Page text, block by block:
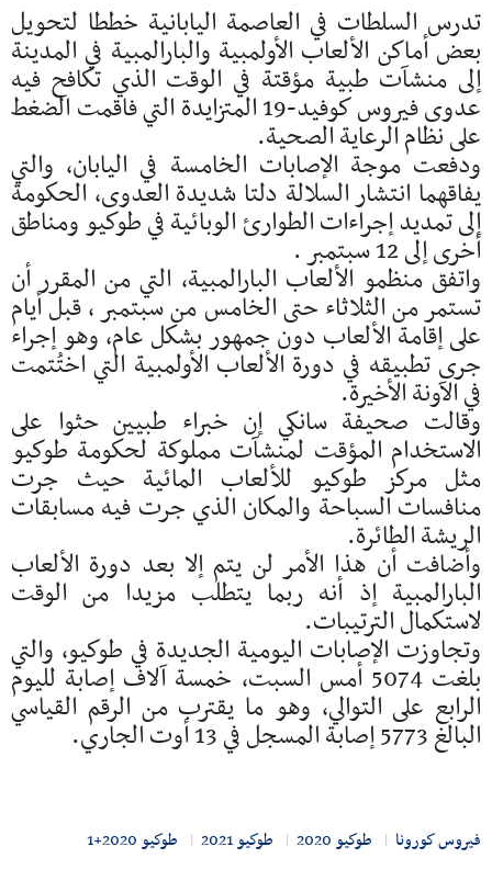
تدرس السلطات في العاصمة اليابانية خططا لتحويل
بعض أماكن الألعاب الأولمبية والبارالمبية في المدينة
إلى منشآت طبية مؤقتة في الوقت الذي تكافح فيه
عدوى فيروس كوفيد-19 المتزايدة التي فاقمت الضغط
على نظام الرعاية الصحية.
ودفعت موجة الإصابات الخامسة في اليابان، والتي
يفاقهما انتشار السلالة دلتا شديدة العدوى، الحكومة
إلى تمديد إجراءات الطوارئ الوبائية في طوكيو ومناطق
أخرى إلى 12 سبتمبر .
واتفق منظمو الألعاب البارالمبية، التي من المقرر أن
تستمر من الثلاثاء حتى الخامس من سبتمبر ، قبل أيام
على إقامة الألعاب دون جمهور بشكل عام، وهو إجراء
جرى تطبيقه في دورة الألعاب الأولمبية التي اختُتمت
في الآونة الأخيرة.
وقالت صحيفة سانكي إن خبراء طبيين حثوا على
الاستخدام المؤقت لمنشآت مملوكة لحكومة طوكيو
مثل مركز طوكيو للألعاب المائية حيث جرت
منافسات السباحة والمكان الذي جرت فيه مسابقات
الريشة الطائرة.
وأضافت أن هذا الأمر لن يتم إلا بعد دورة الألعاب
البارالمبية إذ أنه ربما يتطلب مزيدا من الوقت
لاستكمال الترتيبات.
وتجاوزت الإصابات اليومية الجديدة في طوكيو، والتي
بلغت 5074 أمس السبت، خمسة آلاف إصابة لليوم
الرابع على التوالي، وهو ما يقترب من الرقم القياسي
البالغ 5773 إصابة المسجل في 13 أوت الجاري.
فيروس كورونا طوكيو 2020 طوكيو 2021 طوكيو 2020+1